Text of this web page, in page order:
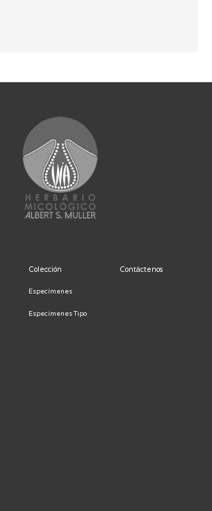
Colección
Especímenes
Especímenes Tipo
Contáctenos